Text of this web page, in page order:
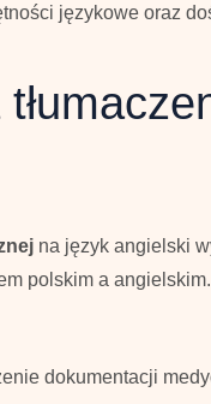
językowe oraz
na język angielski
polskim a angielskim.
dokumentacji